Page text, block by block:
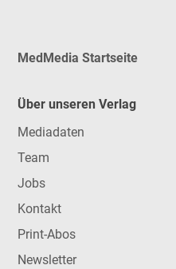
MedMedia Startseite
Über unseren Verlag
Mediadaten
Team
Jobs
Kontakt
Print-Abos
Newsletter